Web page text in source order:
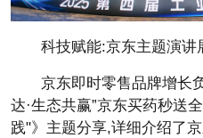
科技赋能:京东主题演讲
京东即时零售品牌增长
达·生态共赢”京东买药秒送
践"》主题分享,详细介绍了